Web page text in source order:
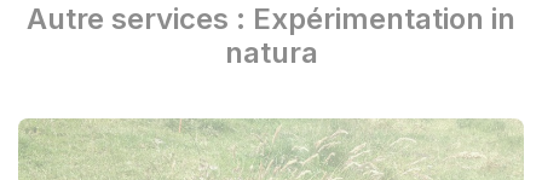
Autre services : Expérimentation in
natura